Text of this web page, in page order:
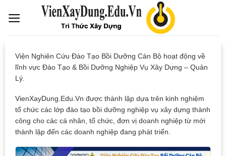
Viện Nghiên Cứu Đào Tạo Bồi Dưỡng Cán Bộ hoạt động về
lĩnh vực Đào Tạo & Bồi Dưỡng Nghiệp Vụ Xây Dựng – Quản
Lý.
VienXayDung.Edu.Vn được thành lập dựa trên kinh nghiệm
tổ chức các lớp đào tạo bồi dưỡng nghiệp vụ xây dựng thành
công cho các cá nhân, tổ chức, đơn vị doanh nghiệp từ mới
thành lập đến các doanh nghiệp đang phát triển.